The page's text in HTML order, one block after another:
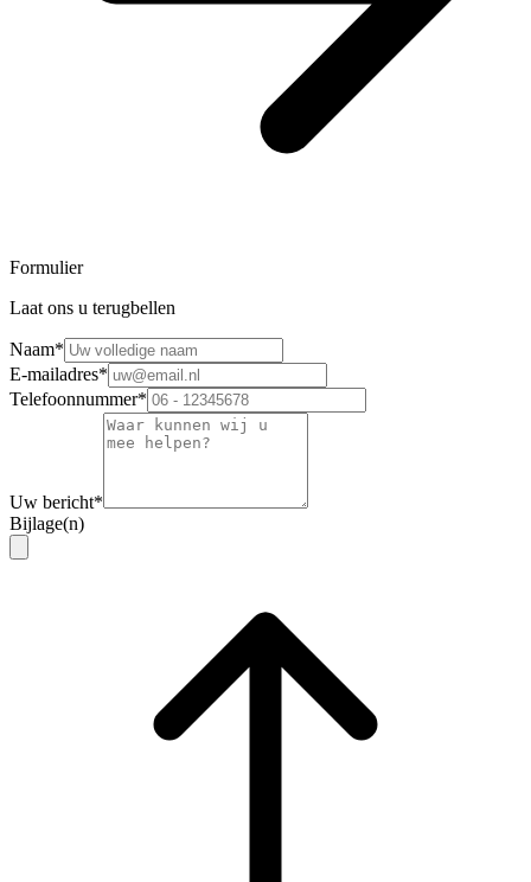
Formulier
Laat ons u terugbellen
Naam*
E-mailadres*
Telefoonnummer*
Uw bericht*
Bijlage(n)